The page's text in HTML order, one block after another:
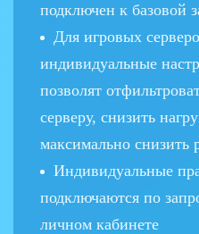
подключен к базовой
Для игровых
индивидуальные
позволят
серверу, снизить
максимально снизить
Индивидуальные
подключаются по
личном кабинете